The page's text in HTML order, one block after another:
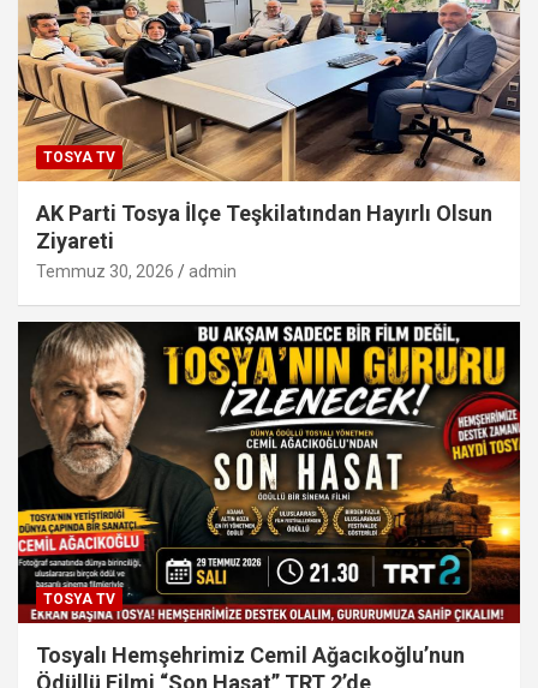
TOSYA TV
AK Parti Tosya İlçe Teşkilatından Hayırlı Olsun
Ziyareti
Temmuz 30, 2026 admin
TOSYA TV
Tosyalı Hemşehrimiz Cemil Ağacıkoğlu’nun
Ödüllü Filmi “Son Hasat” TRT 2’de